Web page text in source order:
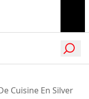
Cuisine En Silver